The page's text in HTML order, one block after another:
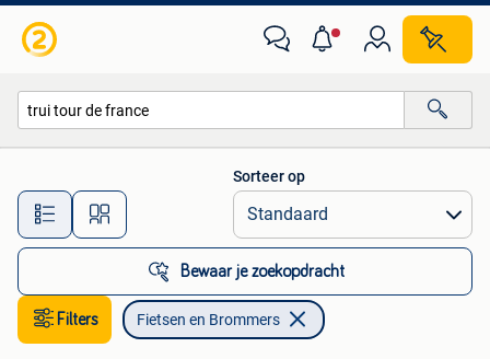
Alle afstanden…
Sorteer op
Bewaar je zoekopdracht
Filters Fietsen en Brommers